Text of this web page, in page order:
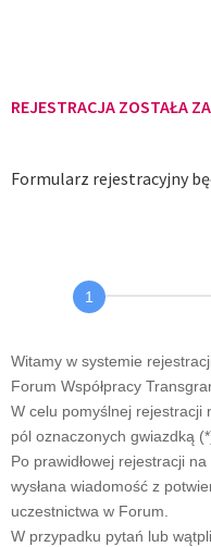
REJESTRACJA ZOSTAŁA
Formularz rejestracyjny
Transportowe
Forum
Współpracy
Transgranicznej
2025
Witamy w systemie
Forum Współpracy
W celu pomyślnej rejestracji
pól oznaczonych gwiazdką
Po prawidłowej rejestracji
wysłana wiadomość z
uczestnictwa w Forum.
W przypadku pytań lub